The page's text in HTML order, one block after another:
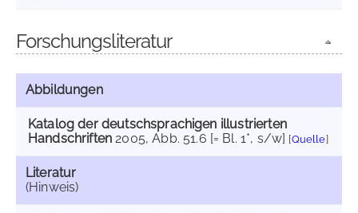
Forschungsliteratur
Abbildungen
Katalog der deutschsprachigen illustrierten
Handschriften 2005, Abb. 51.6 [= Bl. 1*, s/w] [Quelle]
Literatur
(Hinweis)